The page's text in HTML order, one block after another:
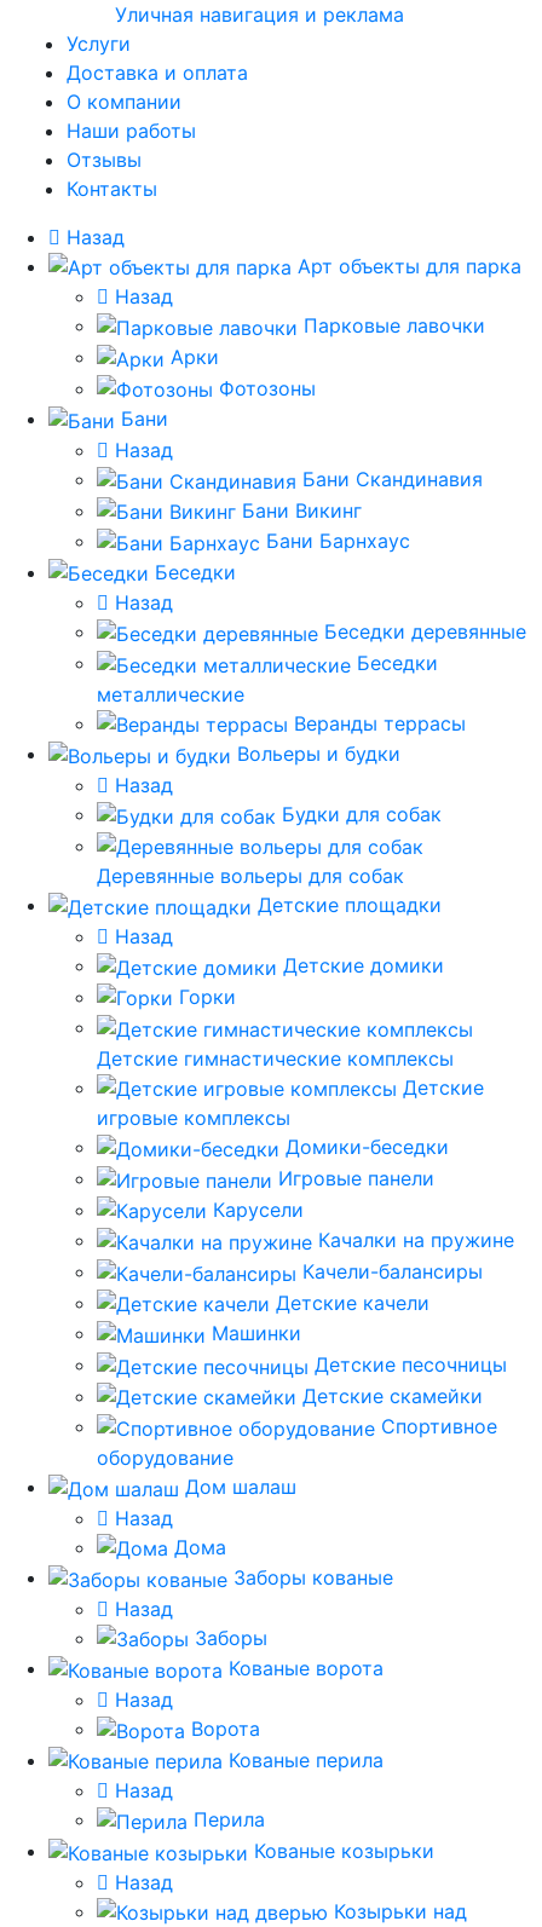
Уличная навигация и реклама
Услуги
Доставка и оплата
О компании
Наши работы
Отзывы
Контакты
Назад
Арт объекты для парка
Назад
Парковые лавочки
Арки
Фотозоны
Бани
Назад
Бани Скандинавия
Бани Викинг
Бани Барнхаус
Беседки
Назад
Беседки деревянные
Беседки
металлические
Веранды террасы
Вольеры и будки
Назад
Будки для собак
Деревянные вольеры для собак
Детские площадки
Назад
Детские домики
Горки
Детские гимнастические комплексы
Детские
игровые комплексы
Домики-беседки
Игровые панели
Карусели
Качалки на пружине
Качели-балансиры
Детские качели
Машинки
Детские песочницы
Детские скамейки
Спортивное
оборудование
Дом шалаш
Назад
Дома
Заборы кованые
Назад
Заборы
Кованые ворота
Назад
Ворота
Кованые перила
Назад
Перила
Кованые козырьки
Назад
Козырьки над